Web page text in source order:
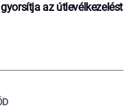
az útlevélkezelést